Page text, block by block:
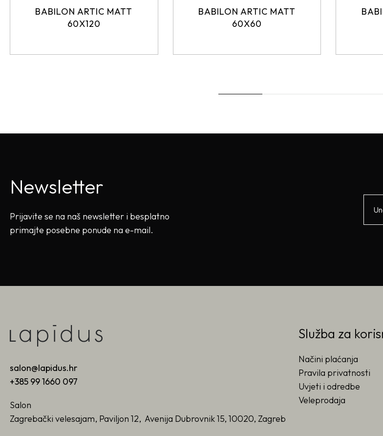
BABILON ARTIC MATT
60X120
BABILON ARTIC MATT
60X60
Newsletter
Prijavite se na naš newsletter i besplatno
primajte posebne ponude na e-mail.
salon@lapidus.hr
+385 99 1660 097
Salon
Zagrebački velesajam, Paviljon 12, Avenija Dubrovnik 15, 10020, Zagreb
Služba za
Načini plaćanja
Pravila privatnosti
Uvjeti i odredbe
Veleprodaja